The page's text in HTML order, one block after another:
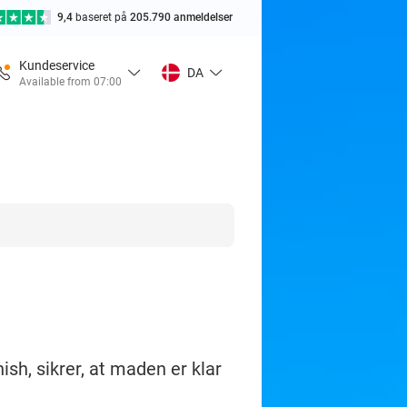
9,4 baseret på 205.790 anmeldelser
Kundeservice
Available from 07:00
DA
sikrer, at maden er klar